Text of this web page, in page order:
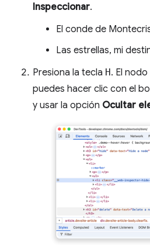
Inspeccionar.
El conde de
Las estrellas, mi
Presiona la tecla H. El
puedes hacer clic con el
y usar la opción Ocultar